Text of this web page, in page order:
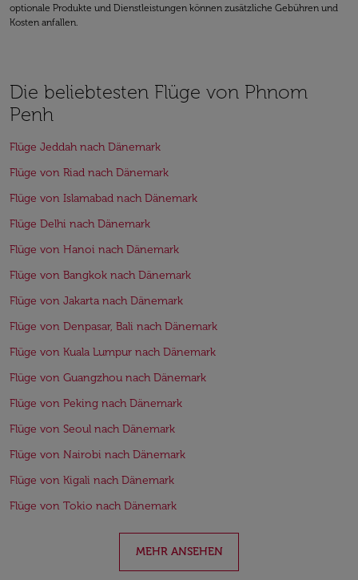
optionale Produkte und Dienstleistungen können zusätzliche Gebühren und
Kosten anfallen.
Die beliebtesten Flüge von Phnom
Penh
Flüge Jeddah nach Dänemark
Flüge von Riad nach Dänemark
Flüge von Islamabad nach Dänemark
Flüge Delhi nach Dänemark
Flüge von Hanoi nach Dänemark
Flüge von Bangkok nach Dänemark
Flüge von Jakarta nach Dänemark
Flüge von Denpasar, Bali nach Dänemark
Flüge von Kuala Lumpur nach Dänemark
Flüge von Guangzhou nach Dänemark
Flüge von Peking nach Dänemark
Flüge von Seoul nach Dänemark
Flüge von Nairobi nach Dänemark
Flüge von Kigali nach Dänemark
Flüge von Tokio nach Dänemark
MEHR ANSEHEN